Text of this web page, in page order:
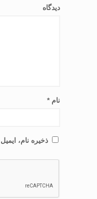
دیدگاه
نام*
ذخیره نام،